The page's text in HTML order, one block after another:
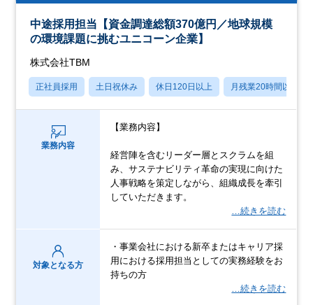
中途採用担当【資金調達総額370億円／地球規模
の環境課題に挑むユニコーン企業】
株式会社TBM
正社員採用 土日祝休み 休日120日以上 月残業20時間以内
業務内容
【業務内容】
経営陣を含むリーダー層とスクラムを組
み、サステナビリティ革命の実現に向けた
人事戦略を策定しながら、組織成長を牽引
していただきます。
…続きを読む
対象となる方
・事業会社における新卒またはキャリア採
用における採用担当としての実務経験をお
持ちの方
…続きを読む